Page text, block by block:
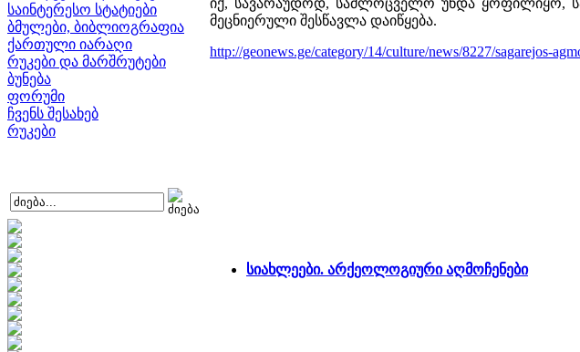
საინტერესო სტატიები
ბმულები, ბიბლიოგრაფია
ქართული იარაღი
რუკები და მარშრუტები
ბუნება
ფორუმი
ჩვენს შესახებ
რუკები
იქ, სავარაუდოდ, სამლოცველო უნდა ყოფილიყო,
მეცნიერული შესწავლა დაიწყება.
http://geonews.ge/category/14/culture/news/8227/sagarejos-
სიახლეები. არქეოლოგიური აღმოჩენები